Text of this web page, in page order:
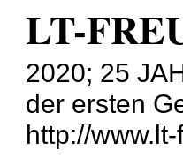
LT-
2020; 25
der ersten
http://